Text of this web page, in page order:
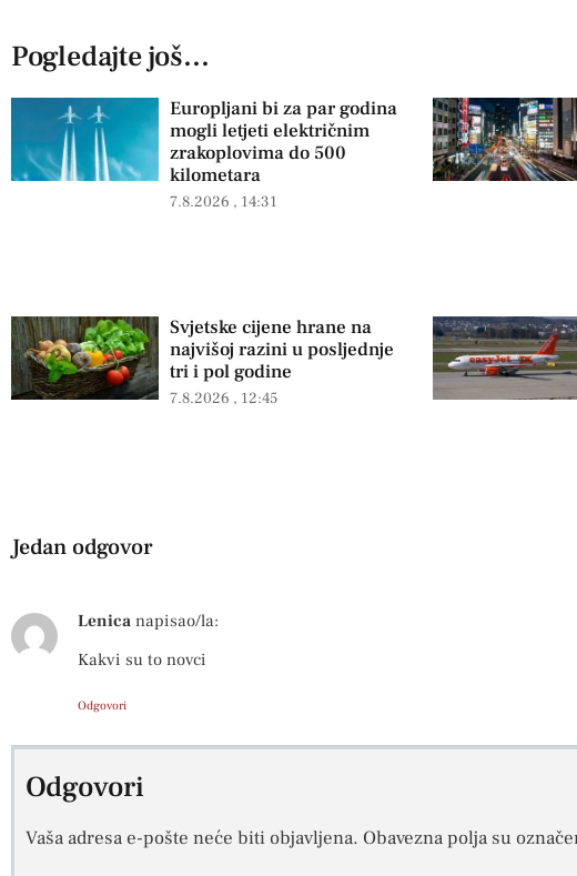
Pogledajte još...
Europljani bi za par godina
mogli letjeti električnim
zrakoplovima do 500
kilometara
7.8.2026 14:31
Svjetske cijene hrane na
najvišoj razini u posljednje
tri i pol godine
7.8.2026 12:45
Jedan odgovor
Lenica napisao/la:
Kakvi su to novci
Odgovori
Odgovori
Vaša adresa e-pošte neće biti objavljena. Obavezna polja su